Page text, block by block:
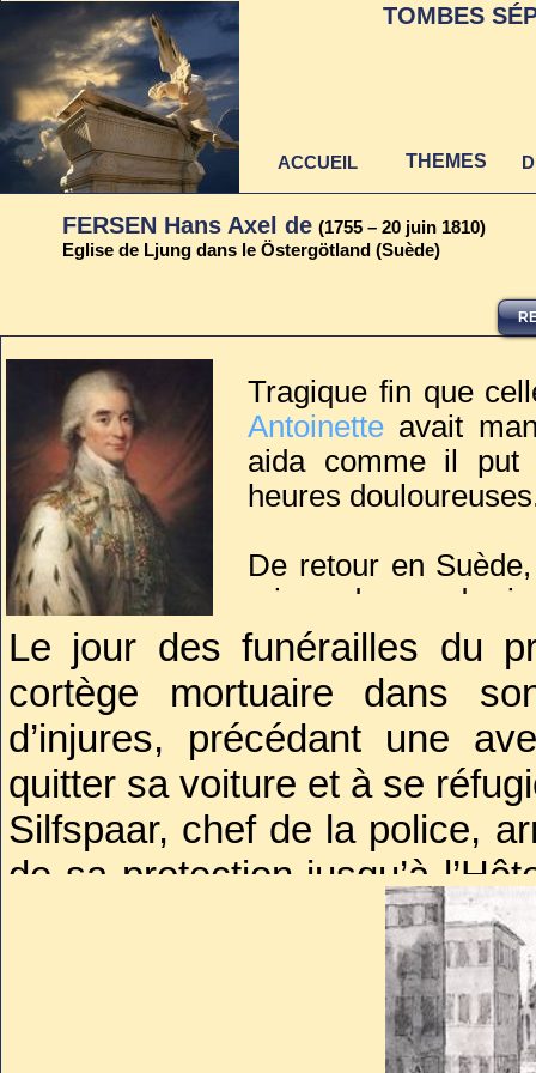
FERSEN Hans Axel de (1755 – 20 juin 1810)
Eglise de Ljung dans le Östergötland (Suède)
Tragique fin que
Antoinette avait
aida comme il put
heures
De retour en
mieux du monde,
Charles Auguste
subite pour un
rumeurs
Cette fois les
que le prince
Axel Fersen avec
Le jour des funérailles du
cortège mortuaire dans
d’injures, précédant une
quitter sa voiture et à se
Silfspaar, chef de la police,
de sa protection jusqu’à
cette aide providentielle. Il
vie à l’âme noire du complot
A peine dehors, Fersen se
au 22 juin 2021
TOMBES
ACCUEIL THEMES